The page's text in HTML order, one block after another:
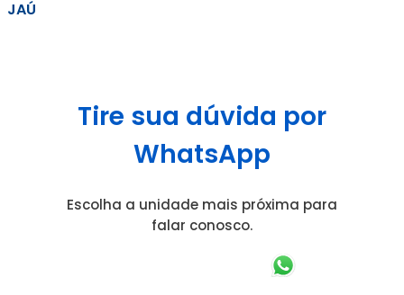
JAÚ
Tire sua dúvida por
WhatsApp
Escolha a unidade mais próxima para
falar conosco.